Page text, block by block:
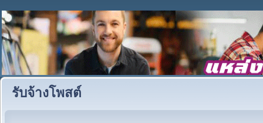
รับจ้างโพสต์